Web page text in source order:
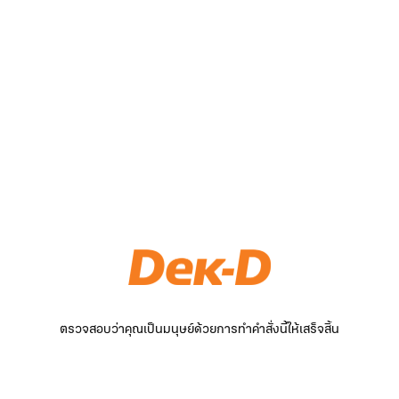
ตรวจสอบว่าคุณเป็นมนุษย์ด้วยการทำคำสั่งนี้ให้เสร็จสิ้น